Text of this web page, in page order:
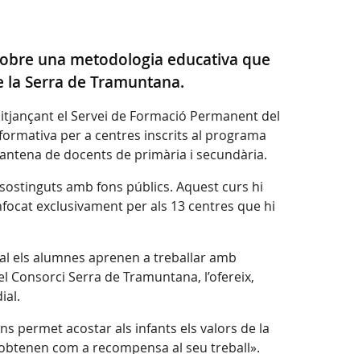
una metodologia educativa que
Serra de Tramuntana.
el Servei de Formació Permanent del
per a centres inscrits al programa
de docents de primària i secundària.
amb fons públics. Aquest curs hi
exclusivament per als 13 centres que hi
els alumnes aprenen a treballar amb
Consorci Serra de Tramuntana, l’ofereix,
permet acostar als infants els valors de la
com a recompensa al seu treball».